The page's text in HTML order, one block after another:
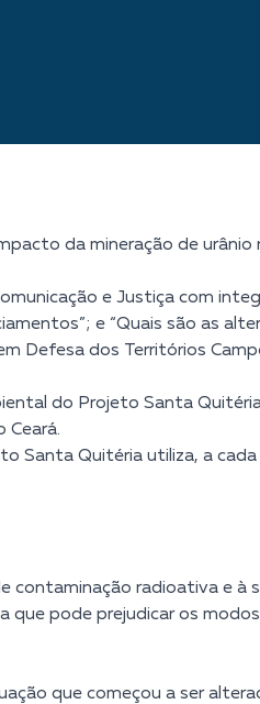
da mineração de
e Justiça com
e “Quais são as
Defesa dos Territórios
do Projeto Santa
Ceará.
Quitéria utiliza, a
contaminação radioativa e à
pode prejudicar os
que começou a ser